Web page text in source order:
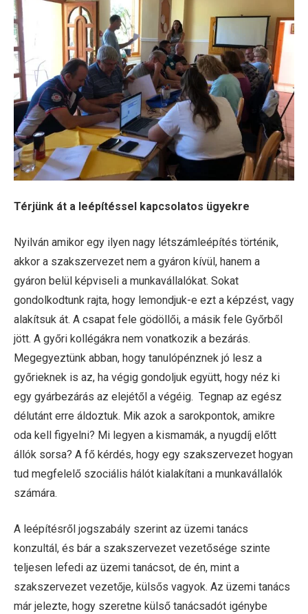
Térjünk át a leépítéssel kapcsolatos ügyekre
Nyilván amikor egy ilyen nagy létszámleépítés történik,
akkor a szakszervezet nem a gyáron kívül, hanem a
gyáron belül képviseli a munkavállalókat. Sokat
gondolkodtunk rajta, hogy lemondjuk-e ezt a képzést, vagy
alakítsuk át. A csapat fele gödöllői, a másik fele Győrből
jött. A győri kollégákra nem vonatkozik a bezárás.
Megegyeztünk abban, hogy tanulópénznek jó lesz a
győrieknek is az, ha végig gondoljuk együtt, hogy néz ki
egy gyárbezárás az elejétől a végéig. Tegnap az egész
délutánt erre áldoztuk. Mik azok a sarokpontok, amikre
oda kell figyelni? Mi legyen a kismamák, a nyugdíj előtt
állók sorsa? A fő kérdés, hogy egy szakszervezet hogyan
tud megfelelő szociális hálót kialakítani a munkavállalók
számára.
A leépítésről jogszabály szerint az üzemi tanács
konzultál, és bár a szakszervezet vezetősége szinte
teljesen lefedi az üzemi tanácsot, de én, mint a
szakszervezet vezetője, külsős vagyok. Az üzemi tanács
már jelezte, hogy szeretne külső tanácsadót igénybe